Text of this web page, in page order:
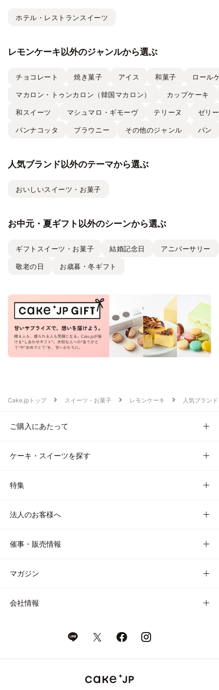
ホテル・レストランスイーツ
レモンケーキ以外のジャンルから選ぶ
チョコレート 焼き菓子 アイス 和菓子 ロール
マカロン・トゥンカロン（韓国マカロン） カップケーキ
和スイーツ マシュマロ・ギモーヴ テリーヌ ゼリー
パンナコッタ ブラウニー その他のジャンル パン
人気ブランド以外のテーマから選ぶ
おいしいスイーツ・お菓子
お中元・夏ギフト以外のシーンから選ぶ
ギフトスイーツ・お菓子 結婚記念日 アニバーサリー
敬老の日 お歳暮・冬ギフト
Cake.jpトップ スイーツ・お菓子 レモンケーキ 人気ブランド
ご購入にあたって
ケーキ・スイーツを探す
特集
法人のお客様へ
催事・販売情報
マガジン
会社情報